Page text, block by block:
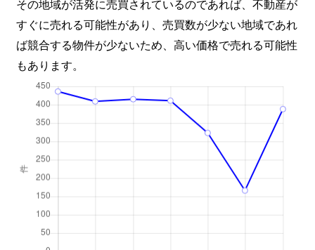
その地域が活発に売買されているのであれば、不動産が
すぐに売れる可能性があり、売買数が少ない地域であれ
ば競合する物件が少ないため、高い価格で売れる可能性
もあります。